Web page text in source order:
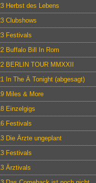
Herbst des Lebens
Clubshows
Festivals
Buffalo Bill In Rom
BERLIN TOUR MMXXII
In The Ä Tonight (abgesagt)
Miles & More
Einzelgigs
Festivals
Die Ärzte ungeplant
Festivals
Ärztivals